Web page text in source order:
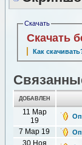
Скачать
Скачать
Как
ДОБАВЛЕН
11 Мар
19
7 Мар 19
30 Ноя